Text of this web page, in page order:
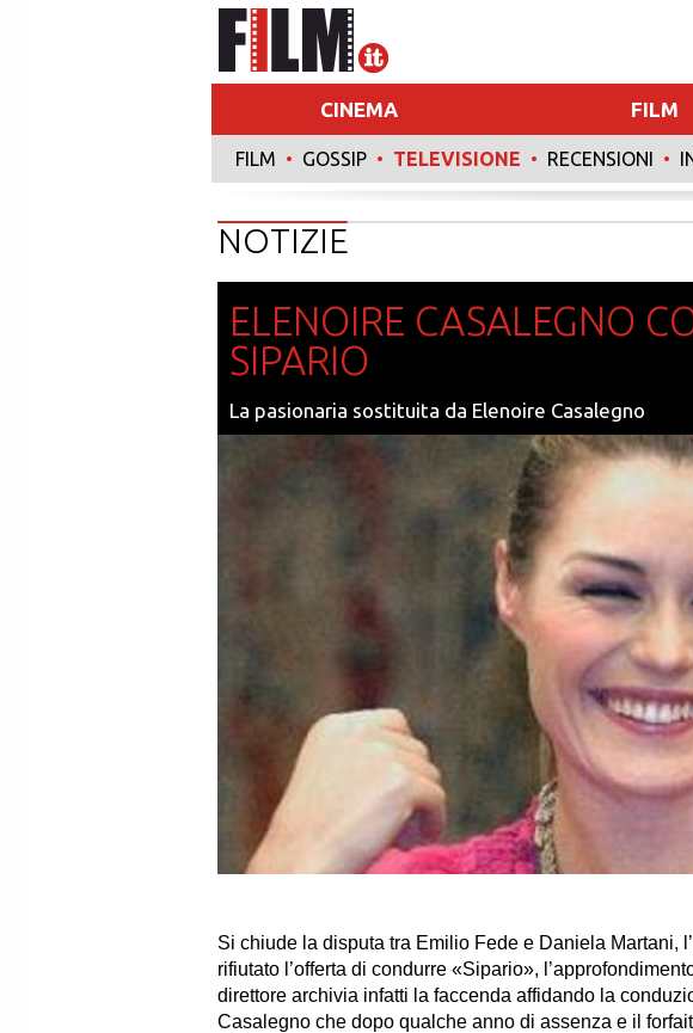
CINEMA FILM
RECENSIONI
FILM • GOSSIP • TELEVISIONE • RECENSIONI •
NOTIZIE
ELENOIRE CASALEGNO
SIPARIO
La pasionaria sostituita da Elenoire Casalegno
Si chiude la disputa tra Emilio Fede e Daniela Martani,
rifiutato l’offerta di condurre «Sipario»,
direttore archivia infatti la faccenda affidando la
Casalegno che dopo qualche anno di assenza e il